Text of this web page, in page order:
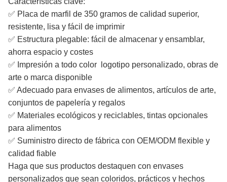
✅ Placa de marfil de 350 gramos de calidad superior,
resistente, lisa y fácil de imprimir
✅ Estructura plegable: fácil de almacenar y ensamblar,
ahorra espacio y costes
✅ Impresión a todo color ️ logotipo personalizado, obras de
arte o marca disponible
✅ Adecuado para envases de alimentos, artículos de arte,
conjuntos de papelería y regalos
✅ Materiales ecológicos y reciclables, tintas opcionales
para alimentos
✅ Suministro directo de fábrica con OEM/ODM flexible y
calidad fiable
Haga que sus productos destaquen con envases
personalizados que sean coloridos, prácticos y hechos